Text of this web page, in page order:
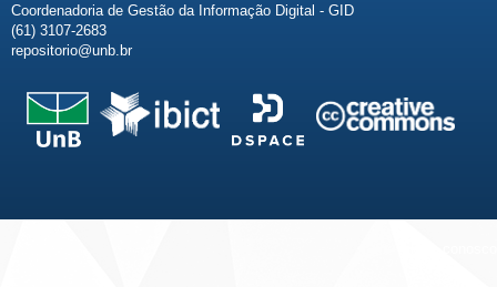
Coordenadoria de Gestão da Informação Digital - GID
(61) 3107-2683
repositorio@unb.br